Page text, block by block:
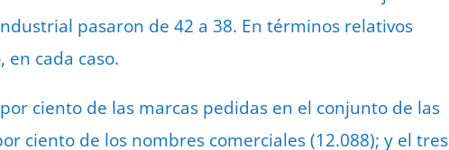
pasaron de 42 a 38. En términos relativos
en cada caso.
ciento de las marcas pedidas en el conjunto de las
ciento de los nombres comerciales (12.088); y el tres